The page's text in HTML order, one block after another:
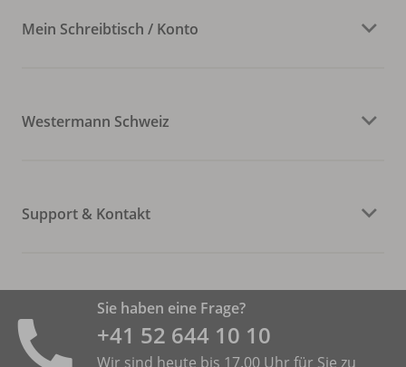
Mein Schreibtisch / Konto
Westermann Schweiz
Support & Kontakt
Sie haben eine Frage?
+41 52 644 10 10
Wir sind heute bis 17.00 Uhr für Sie zu